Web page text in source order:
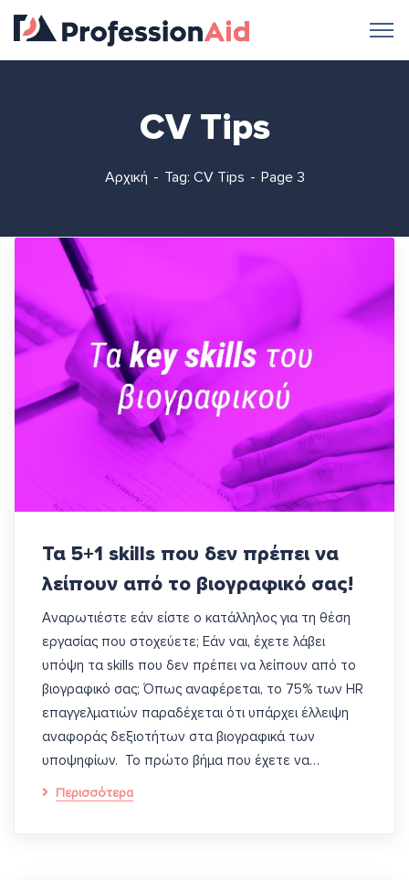
CV Tips
Αρχική Tag: CV Tips Page 3
Τα 5+1 skills που δεν πρέπει να
λείπουν από το βιογραφικό σας!
Αναρωτιέστε εάν είστε ο κατάλληλος για τη θέση
εργασίας που στοχεύετε; Εάν ναι, έχετε λάβει
υπόψη τα skills που δεν πρέπει να λείπουν από το
βιογραφικό σας; Όπως αναφέρεται, το 75% των HR
επαγγελματιών παραδέχεται ότι υπάρχει έλλειψη
αναφοράς δεξιοτήτων στα βιογραφικά των
υποψηφίων. Το πρώτο βήμα που έχετε να…
Περισσότερα